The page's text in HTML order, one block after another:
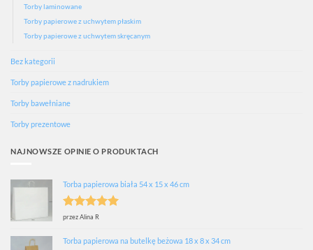
Torby laminowane
Torby papierowe z uchwytem płaskim
Torby papierowe z uchwytem skręcanym
Bez kategorii
Torby papierowe z nadrukiem
Torby bawełniane
Torby prezentowe
NAJNOWSZE OPINIE O PRODUKTACH
Torba papierowa biała 54 x 15 x 46 cm
Oceniono
przez Alina R
Torba papierowa na butelkę beżowa 18 x 8 x 34 cm